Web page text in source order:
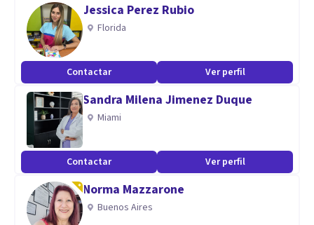
que le permite recuperar la movilidad de su vida.
Jessica Perez Rubio
Florida
Contactar Ver perfil
Sandra Milena Jimenez Duque
Miami
Contactar Ver perfil
Norma Mazzarone
Buenos Aires